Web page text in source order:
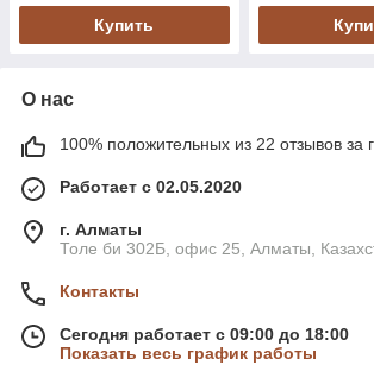
Купить
О нас
100% положительных из 22 отзывов за
Работает с 02.05.2020
г. Алматы
Толе би 302Б, офис 25, Алматы,
Контакты
Сегодня работает с 09:00 до 18:00
Показать весь график работы